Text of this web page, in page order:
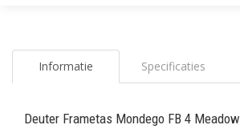
Informatie Specificaties
Deuter Frametas Mondego FB 4 Meadow